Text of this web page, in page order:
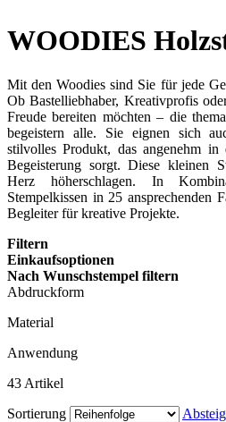
WOODIES
Mit den Woodies sind Sie für jede
Ob Bastelliebhaber, Kreativprofis
Freude bereiten möchten – die
begeistern alle. Sie eignen sich
stilvolles Produkt, das angenehm
Begeisterung sorgt. Diese kleinen
Herz höherschlagen. In
Stempelkissen in 25 ansprechenden
Begleiter für kreative Projekte.
Filtern
Einkaufsoptionen
Nach Wunschstempel filtern
Abdruckform
Material
Anwendung
43 Artikel
Sortierung